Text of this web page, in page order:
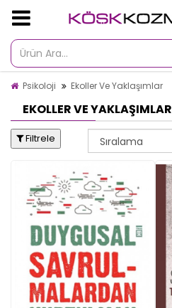
Psikoloji Ekoller Ve Yaklaşımlar
EKOLLER VE YAKLAŞIMLAR
Filtrele